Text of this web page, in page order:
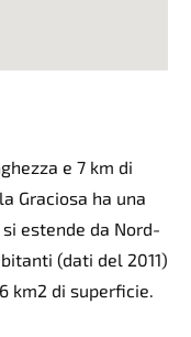
e 7 km di
Graciosa ha una
estende da Nord-
(dati del 2011)
km2 di superficie.